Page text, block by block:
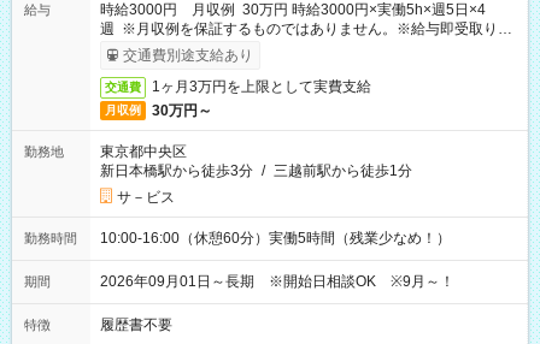
給与
時給3000円 月収例 30万円 時給3000円×実働5h×週5日×4
週 ※月収例を保証するものではありません。※給与即受取りサ
ービス利用可（利用条件有）
交通費別途支給あり
交通費 1ヶ月3万円を上限として実費支給
月収例 30万円～
勤務地
東京都中央区
新日本橋駅から徒歩3分 / 三越前駅から徒歩1分
サ－ビス
勤務時間 10:00-16:00（休憩60分）実働5時間（残業少なめ！）
期間 2026年09月01日～長期 ※開始日相談OK ※9月～！
特徴 履歴書不要